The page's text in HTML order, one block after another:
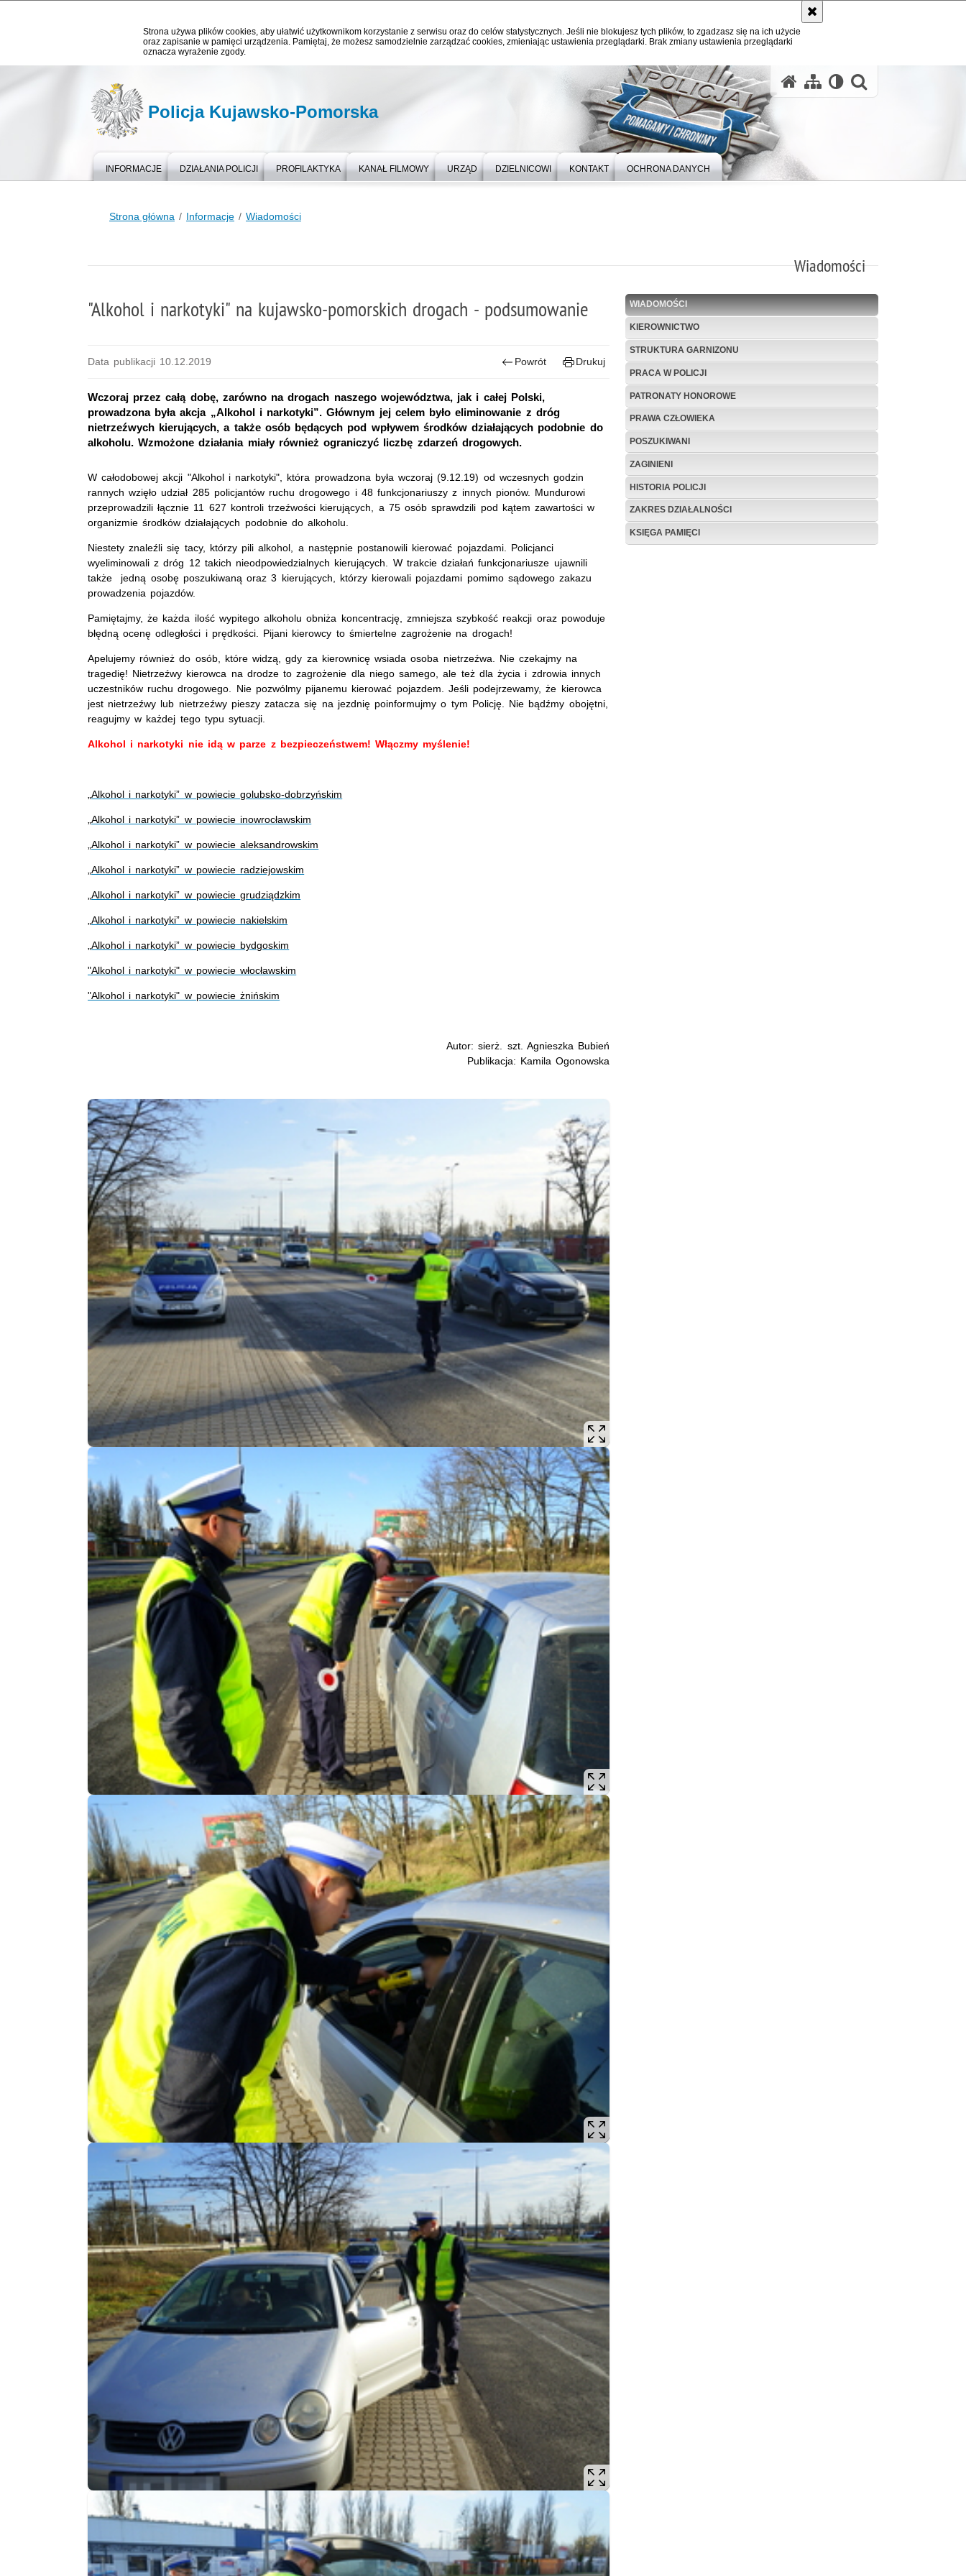
Strona używa plików cookies, aby ułatwić użytkownikom korzystanie z serwisu oraz do celów statystycznych. Jeśli nie blokujesz tych plików, to zgadzasz się na ich użycie
oraz zapisanie w pamięci urządzenia. Pamiętaj, że możesz samodzielnie zarządzać cookies, zmieniając ustawienia przeglądarki. Brak zmiany ustawienia przeglądarki
oznacza wyrażenie zgody.
Policja Kujawsko-Pomorska
INFORMACJE DZIAŁANIA POLICJI PROFILAKTYKA KANAŁ FILMOWY URZĄD DZIELNICOWI KONTAKT OCHRONA DANYCH
Strona główna Informacje Wiadomości
Wiadomości
"Alkohol i narkotyki" na kujawsko-pomorskich drogach - podsumowanie
Data publikacji 10.12.2019 Powrót Drukuj
Wczoraj przez całą dobę, zarówno na drogach naszego województwa, jak i całej Polski,
prowadzona była akcja „Alkohol i narkotyki”. Głównym jej celem było eliminowanie z dróg
nietrzeźwych kierujących, a także osób będących pod wpływem środków działających podobnie do
alkoholu. Wzmożone działania miały również ograniczyć liczbę zdarzeń drogowych.
W całodobowej akcji "Alkohol i narkotyki", która prowadzona była wczoraj (9.12.19) od wczesnych godzin
rannych wzięło udział 285 policjantów ruchu drogowego i 48 funkcjonariuszy z innych pionów. Mundurowi
przeprowadzili łącznie 11 627 kontroli trzeźwości kierujących, a 75 osób sprawdzili pod kątem zawartości w
organizmie środków działających podobnie do alkoholu.
Niestety znaleźli się tacy, którzy pili alkohol, a następnie postanowili kierować pojazdami. Policjanci
wyeliminowali z dróg 12 takich nieodpowiedzialnych kierujących. W trakcie działań funkcjonariusze ujawnili
także jedną osobę poszukiwaną oraz 3 kierujących, którzy kierowali pojazdami pomimo sądowego zakazu
prowadzenia pojazdów.
Pamiętajmy, że każda ilość wypitego alkoholu obniża koncentrację, zmniejsza szybkość reakcji oraz powoduje
błędną ocenę odległości i prędkości. Pijani kierowcy to śmiertelne zagrożenie na drogach!
Apelujemy również do osób, które widzą, gdy za kierownicę wsiada osoba nietrzeźwa. Nie czekajmy na
tragedię! Nietrzeźwy kierowca na drodze to zagrożenie dla niego samego, ale też dla życia i zdrowia innych
uczestników ruchu drogowego. Nie pozwólmy pijanemu kierować pojazdem. Jeśli podejrzewamy, że kierowca
jest nietrzeźwy lub nietrzeźwy pieszy zatacza się na jezdnię poinformujmy o tym Policję. Nie bądźmy obojętni,
reagujmy w każdej tego typu sytuacji.
Alkohol i narkotyki nie idą w parze z bezpieczeństwem! Włączmy myślenie!
„Alkohol i narkotyki” w powiecie golubsko-dobrzyńskim
„Alkohol i narkotyki” w powiecie inowrocławskim
„Alkohol i narkotyki” w powiecie aleksandrowskim
„Alkohol i narkotyki” w powiecie radziejowskim
„Alkohol i narkotyki” w powiecie grudziądzkim
„Alkohol i narkotyki” w powiecie nakielskim
„Alkohol i narkotyki” w powiecie bydgoskim
"Alkohol i narkotyki" w powiecie włocławskim
"Alkohol i narkotyki" w powiecie żnińskim
Autor: sierż. szt. Agnieszka Bubień
Publikacja: Kamila Ogonowska
WIADOMOŚCI
KIEROWNICTWO
STRUKTURA GARNIZONU
PRACA W POLICJI
PATRONATY HONOROWE
PRAWA CZŁOWIEKA
POSZUKIWANI
ZAGINIENI
HISTORIA POLICJI
ZAKRES DZIAŁALNOŚCI
KSIĘGA PAMIĘCI